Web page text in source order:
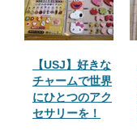
【USJ】好きな
チャームで世界
にひとつのアク
セサリーを！